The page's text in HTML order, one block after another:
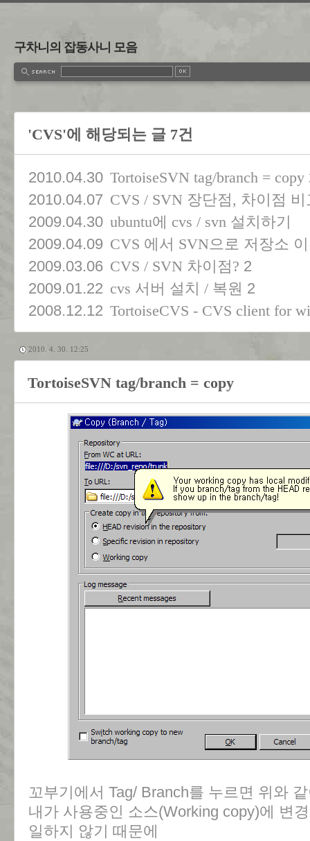
구차니의 잡동사니 모음
'CVS'에 해당되는 글 7건
2010.04.30 TortoiseSVN tag/branch = copy
2010.04.07 CVS / SVN 장단점, 차이점 비
2009.04.30 ubuntu에 cvs / svn 설치하기
2009.04.09 CVS 에서 SVN으로 저장소
2009.03.06 CVS / SVN 차이점? 2
2009.01.22 cvs 서버 설치 / 복원 2
2008.12.12 TortoiseCVS - CVS client for
2010. 4. 30. 12:25
TortoiseSVN tag/branch = copy
꼬부기에서 Tag/ Branch를 누르면 위와
내가 사용중인 소스(Working copy)에 변
일하지 않기 때문에